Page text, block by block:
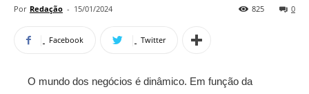
Por Redação - 15/01/2024 0
825
Facebook Twitter
O mundo dos negócios é dinâmico. Em função da